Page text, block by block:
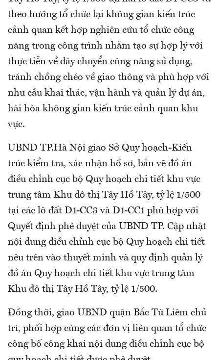
theo hướng tổ chức lại không gian kiến trúc
cảnh quan kết hợp nghiên cứu tổ chức công
năng trong công trình nhằm tạo sự hợp lý với
thực tiễn về dây chuyển công năng sử dụng,
tránh chồng chéo về giao thông và phù hợp với
nhu cầu khai thác, vận hành và quản lý dự án,
hài hòa không gian kiến trúc cảnh quan khu
vực.
UBND TP.Hà Nội giao Sở Quy hoạch-Kiến
trúc kiểm tra, xác nhận hồ sơ, bản vẽ đồ án
điều chỉnh cục bộ Quy hoạch chi tiết khu vực
trung tâm Khu đô thị Tây Hồ Tây, tỷ lệ 1/500
tại các lô đất D1-CC3 và D1-CC1 phù hợp với
Quyết định phê duyệt của UBND TP. Cập nhật
nội dung điều chỉnh cục bộ Quy hoạch chi tiết
nêu trên vào thuyết minh và quy định quản lý
đồ án Quy hoạch chi tiết khu vực trung tâm
Khu đô thị Tây Hồ Tây, tỷ lệ 1/500.
Đồng thời, giao UBND quận Bắc Từ Liêm chủ
trì, phối hợp cùng các đơn vị liên quan tổ chức
công bố công khai nội dung điều chỉnh cục bộ